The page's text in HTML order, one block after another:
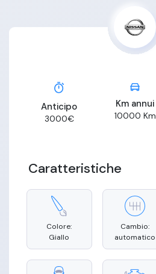
Anticipo
3000€
Km annui
10000 Km
Caratteristiche
Colore:
Giallo
Cambio:
automatico